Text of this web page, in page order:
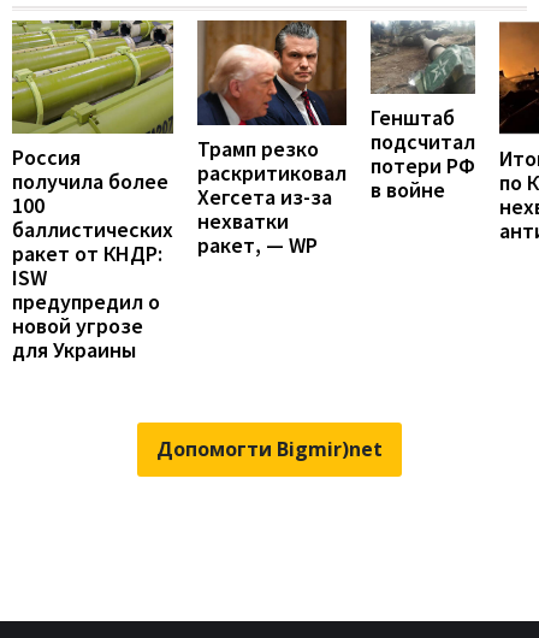
Россия
получила более
100
баллистических
ракет от КНДР:
ISW
предупредил о
новой угрозе
для Украины
Трамп резко
раскритиковал
Хегсета из-за
нехватки
ракет, — WP
Генштаб
подсчитал
потери РФ
в войне
по
Допомогти Bigmir)net